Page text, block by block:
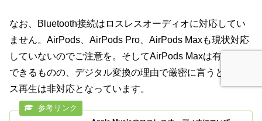
なお、Bluetooth接続はロスレスオーディオに対応してい
ません。AirPods、AirPods Pro、AirPods Maxも現状対応
していないのでご注意を。そしてAirPods Maxは有線接続
できるものの、デジタル変換の理由で厳密に言うとロスレ
ス再生は非対応となっています。